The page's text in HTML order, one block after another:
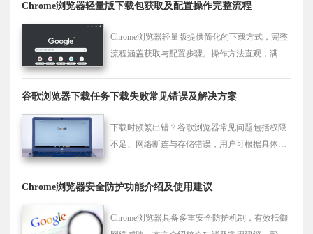
Chrome浏览器轻量版下载包获取及配置操作完整流程
Chrome浏览器轻量版提供简化的下载方式，完整
流程涵盖获取与配置步骤。操作方法直观，满足
谷歌浏览器下载任务下载失败常见错误及解决方案
下载时频繁出错？谷歌浏览器常见问题包括权限
不足、网络断连与存储错误，用户可根据具体提
Chrome浏览器安全防护功能介绍及使用建议
Chrome浏览器具备多重安全防护机制，有效抵御